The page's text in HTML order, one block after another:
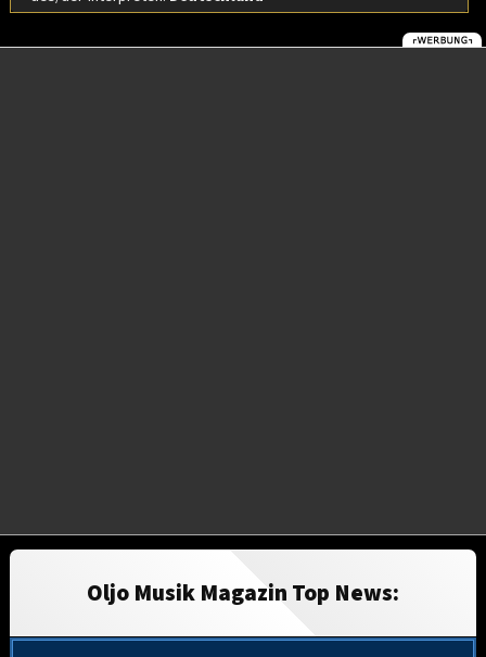
Oljo Musik Magazin Top News: